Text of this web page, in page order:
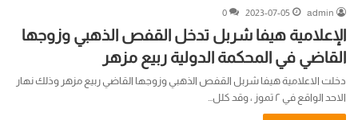
admin
2023-07-05
0
الإعلامية هيفا شربل تدخل القفص الذهبي وزوجها
القاضي في المحكمة الدولية ربيع مزهر
دخلت الاعلامية هيفا شربل القفص الذهبي وزوجها القاضي ربيع مزهر وذلك نهار
الاحد الواقع في ٢ تموز ، وقد كلل…